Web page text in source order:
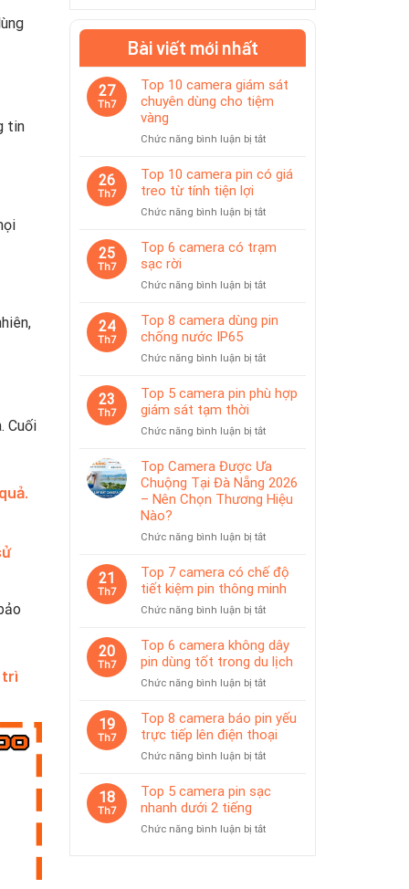
tin
Cuối
trì
Bài viết mới nhất
27
Th7
Top 10 camera giám sát
chuyên dùng cho tiệm
vàng
Chức năng bình luận bị tắtở
10
camera
sát
dùng
26
Th7
Top 10 camera pin có giá
treo từ tính tiện lợi
Chức năng bình luận bị tắtở
10
có
treo
25
Th7
Top 6 camera có trạm
sạc rời
Chức năng bình luận bị tắtở
6
trạm
rời
24
Th7
Top 8 camera dùng pin
chống nước IP65
Chức năng bình luận bị tắtở
8
camera
pin
nước
IP65
23
Th7
Top 5 camera pin phù hợp
giám sát tạm thời
Chức năng bình luận bị tắtở
5
camera
pin
phù
giám
tạm
thời
Top Camera Được Ưa
Chuộng Tại Đà Nẵng 2026
– Nên Chọn Thương Hiệu
Nào?
Chức năng bình luận bị tắtở
Camera
Được
Chuộng
Đà
Nẵng
Chọn
Thương
Hiệu
21
Th7
Top 7 camera có chế độ
tiết kiệm pin thông minh
Chức năng bình luận bị tắtở
camera
chế
tiết
kiệm
20
Th7
Top 6 camera không dây
pin dùng tốt trong du lịch
Chức năng bình luận bị tắtở
6
camera
không
dây
dùng
19
Th7
Top 8 camera báo pin yếu
trực tiếp lên điện thoại
Chức năng bình luận bị tắtở
8
pin
18
Th7
Top 5 camera pin sạc
nhanh dưới 2 tiếng
Chức năng bình luận bị tắtở